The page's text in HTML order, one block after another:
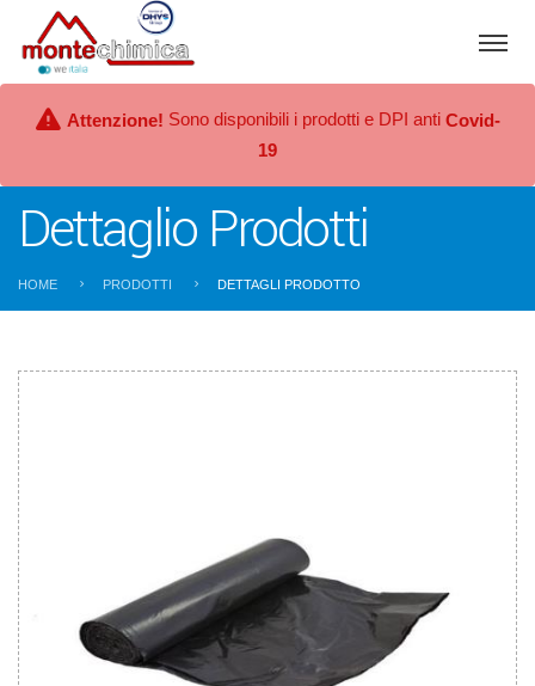
Attenzione! Sono disponibili i prodotti e DPI anti Covid-
19
Dettaglio Prodotti
HOME PRODOTTI DETTAGLI PRODOTTO